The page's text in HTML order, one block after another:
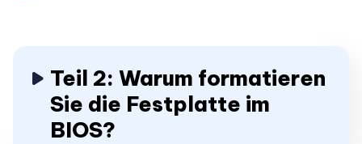
Teil 2: Warum formatieren
Sie die Festplatte im
BIOS?